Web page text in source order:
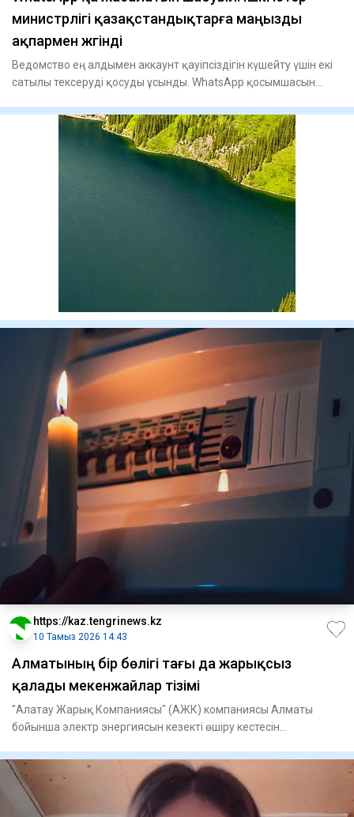
министрлігі қазақстандықтарға маңызды
ақпармен жүгінді
Ведомство ең алдымен аккаунт қауіпсіздігін күшейту үшін екі
сатылы тексеруді қосуды ұсынды. WhatsApp қосымшасын
https://kaz.tengrinews.kz
10 Тамыз 2026 14:43
Алматының бір бөлігі тағы да жарықсыз
қалады мекенжайлар тізімі
"Алатау Жарық Компаниясы" (АЖК) компаниясы Алматы
бойынша электр энергиясын кезекті өшіру кестесін